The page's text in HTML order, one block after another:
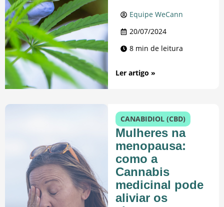
Equipe WeCann
20/07/2024
8 min de leitura
Ler artigo »
CANABIDIOL (CBD)
Mulheres na
menopausa:
como a
Cannabis
medicinal pode
aliviar os